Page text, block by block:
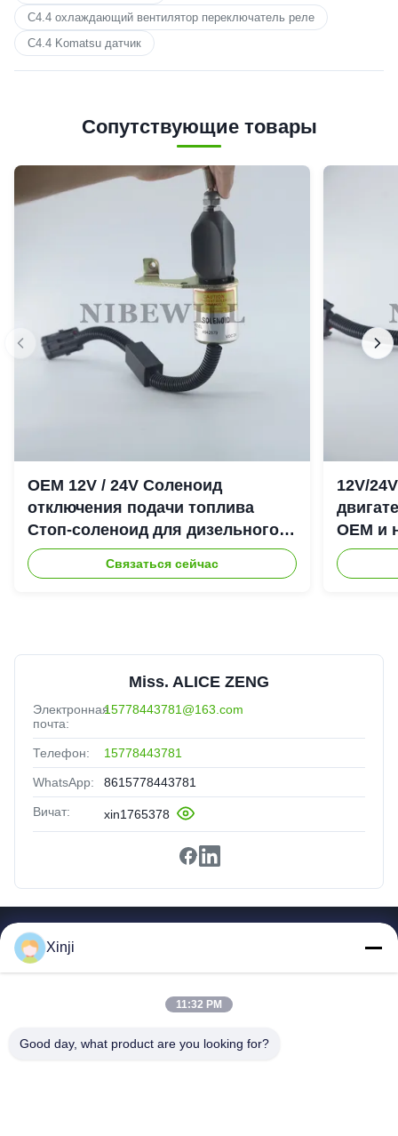
C4.4 охлаждающий вентилятор переключатель реле
C4.4 Komatsu датчик
Сопутствующие товары
OEM 12V / 24V Соленоид
отключения подачи топлива
Стоп-соленоид для дизельного
двигателя Cummins 6CT
Связаться сейчас
12V/
OEM и
Miss. ALICE ZENG
Электронная
почта:
15778443781@163.com
Телефон: 15778443781
WhatsApp: 8615778443781
Вичат: xin1765378
Дом
О Нас
Экскурсия По Фабрике
Xinji
11:32 PM
Good day, what product are you looking for?